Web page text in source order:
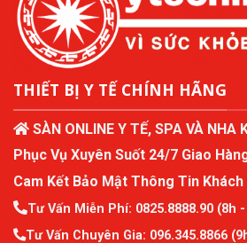
THIẾT BỊ Y TẾ CHÍNH HÃNG
SÀN ONLINE Y TẾ, SPA VÀ NHA
Phục Vụ Xuyên Suốt 24/7 Giao
Cam Kết Bảo Mật Thông Tin Khách
Tư Vấn Miễn Phí: 0825.8888.90 (8h
Tư Vấn Chuyên Gia: 096.345.8866